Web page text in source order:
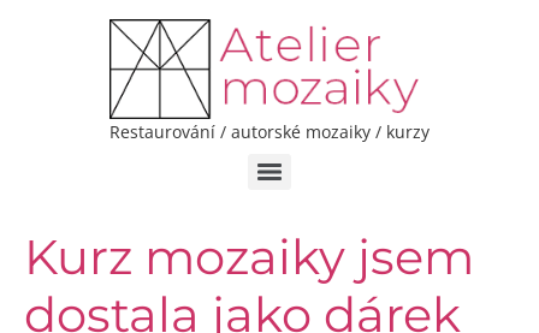
Restaurování / autorské mozaiky / kurzy
Kurz mozaiky jsem
dostala jako dárek